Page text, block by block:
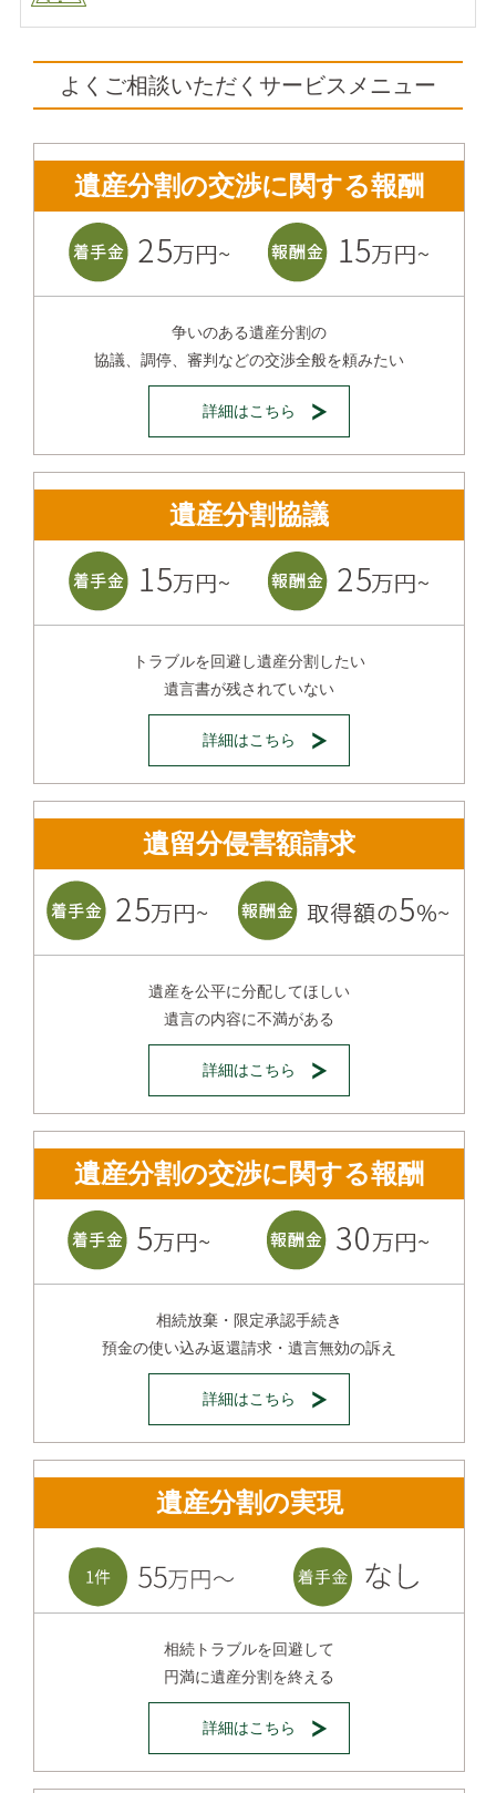
よくご相談いただくサービスメニュー
遺産分割の交渉に関する報酬
争いのある遺産分割の
協議、調停、審判などの交渉全般を頼みたい
詳細はこちら
遺産分割協議
トラブルを回避し遺産分割したい
遺言書が残されていない
詳細はこちら
遺留分侵害額請求
遺産を公平に分配してほしい
遺言の内容に不満がある
詳細はこちら
遺産分割の交渉に関する報酬
相続放棄・限定承認手続き
預金の使い込み返還請求・遺言無効の訴え
詳細はこちら
遺産分割の実現
相続トラブルを回避して
円満に遺産分割を終える
詳細はこちら